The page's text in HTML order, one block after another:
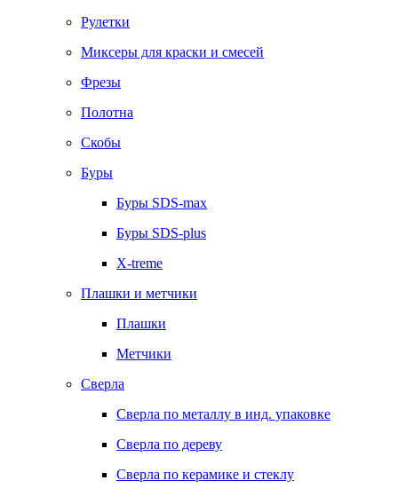
Рулетки
Миксеры для краски и смесей
Фрезы
Полотна
Скобы
Буры
Буры SDS-max
Буры SDS-plus
X-treme
Плашки и метчики
Плашки
Метчики
Сверла
Сверла по металлу в инд. упаковке
Сверла по дереву
Сверла по керамике и стеклу